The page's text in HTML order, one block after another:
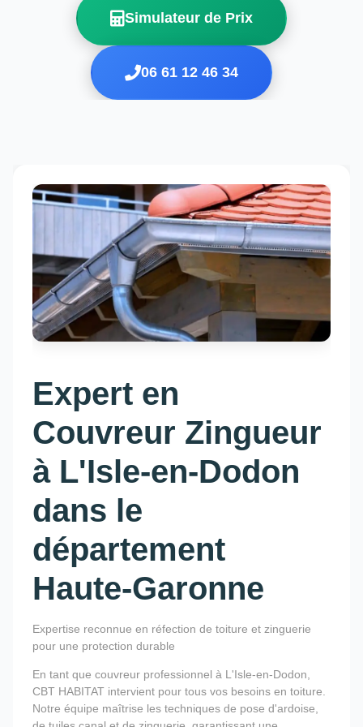
Simulateur de Prix
06 61 12 46 34
Expert en
Couvreur Zingueur
à L'Isle-en-Dodon
dans le
département
Haute-Garonne
Expertise reconnue en réfection de toiture et zinguerie
pour une protection durable
En tant que couvreur professionnel à L'Isle-en-Dodon,
CBT HABITAT intervient pour tous vos besoins en toiture.
Notre équipe maîtrise les techniques de pose d'ardoise,